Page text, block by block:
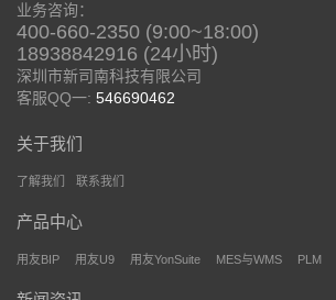
业务咨询：
400-660-2350 (9:00~18:00)
18938842916 (24小时)
深圳市新司南科技有限公司
客服QQ一: 546690462
关于我们
了解我们 联系我们
产品中心
用友BIP 用友U9 用友YonSuite MES与WMS PLM